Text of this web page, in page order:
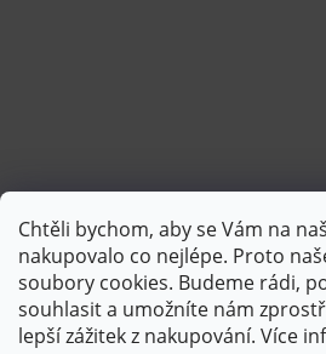
Chtěli bychom, aby se Vám na
nakupovalo co nejlépe. Proto
soubory cookies. Budeme rádi,
souhlasit a umožníte nám
lepší zážitek z nakupování. Více
Sledovat na Instagramu